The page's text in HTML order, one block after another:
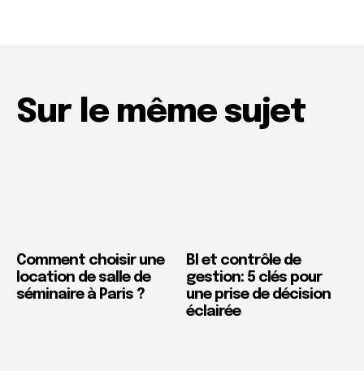
Sur le même sujet
Comment choisir une
location de salle de
séminaire à Paris ?
BI et contrôle de
gestion: 5 clés pour
une prise de décision
éclairée